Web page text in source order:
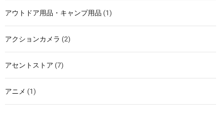
アウトドア用品・キャンプ用品 (1)
アクションカメラ (2)
アセントストア (7)
アニメ (1)